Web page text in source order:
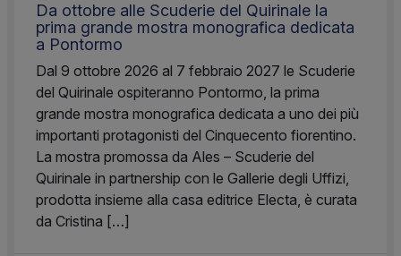
Da ottobre alle Scuderie del Quirinale la
prima grande mostra monografica dedicata
a Pontormo
Dal 9 ottobre 2026 al 7 febbraio 2027 le Scuderie
del Quirinale ospiteranno Pontormo, la prima
grande mostra monografica dedicata a uno dei più
importanti protagonisti del Cinquecento fiorentino.
La mostra promossa da Ales – Scuderie del
Quirinale in partnership con le Gallerie degli Uffizi,
prodotta insieme alla casa editrice Electa, è curata
da Cristina […]